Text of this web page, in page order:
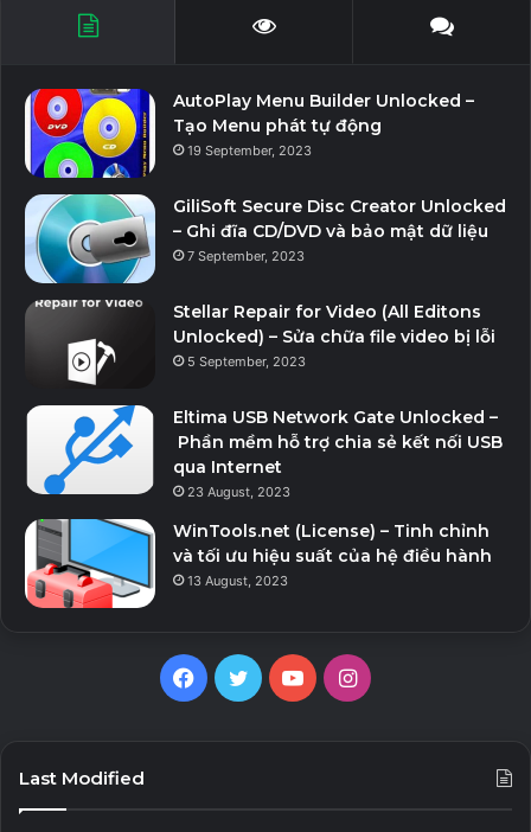
AutoPlay Menu Builder Unlocked –
Tạo Menu phát tự động
19 September, 2023
GiliSoft Secure Disc Creator Unlocked
– Ghi đĩa CD/DVD và bảo mật dữ liệu
7 September, 2023
Stellar Repair for Video (All Editons
Unlocked) – Sửa chữa file video bị lỗi
5 September, 2023
Eltima USB Network Gate Unlocked –
Phần mềm hỗ trợ chia sẻ kết nối USB
qua Internet
23 August, 2023
WinTools.net (License) – Tinh chỉnh
và tối ưu hiệu suất của hệ điều hành
13 August, 2023
Facebook
TwitterYouTubeInstagram
Last Modified